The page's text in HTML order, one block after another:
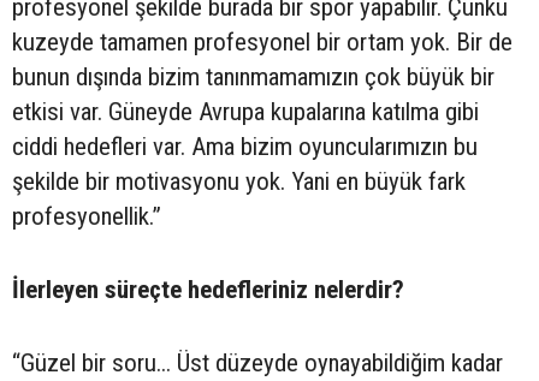
profesyonel şekilde burada bir spor yapabilir. Çünkü
kuzeyde tamamen profesyonel bir ortam yok. Bir de
bunun dışında bizim tanınmamamızın çok büyük bir
etkisi var. Güneyde Avrupa kupalarına katılma gibi
ciddi hedefleri var. Ama bizim oyuncularımızın bu
şekilde bir motivasyonu yok. Yani en büyük fark
profesyonellik.”
İlerleyen süreçte hedefleriniz nelerdir?
“Güzel bir soru... Üst düzeyde oynayabildiğim kadar